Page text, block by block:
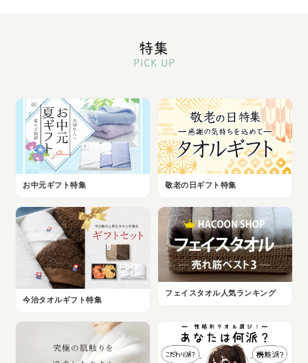
特集
PICK UP
お中元ギフト特集 敬老の日ギフト特集
今治タオルギフト特集
フェイスタオル人気ランキング